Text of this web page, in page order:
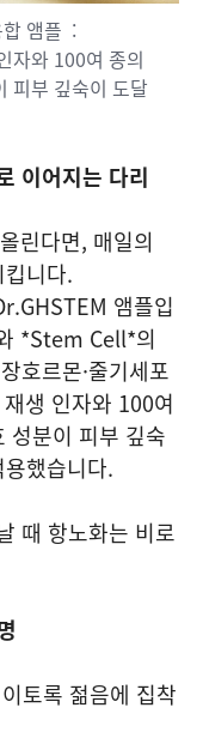
합 앰플 :
자와 100여 종의
피부 깊숙이 도달
이어지는 다리
린다면, 매일의
니다.
앰플입
*Stem Cell*의
호르몬·줄기세포
생 인자와 100여
성분이 피부 깊숙
했습니다.
때 항노화는 비로
토록 젊음에 집착